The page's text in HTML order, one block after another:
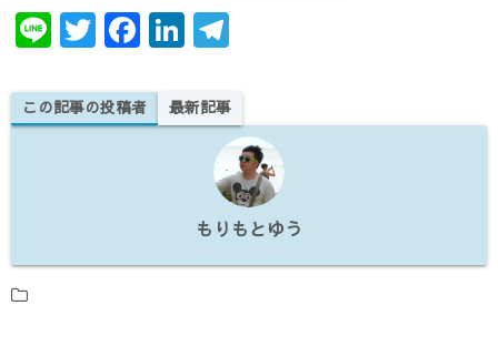
Li
n
e
T
w
it
te
F
a
c
e
k
Li
n
k
e
dI
e
gr
a
m
この記事の投稿者 最新記事
もりもとゆう